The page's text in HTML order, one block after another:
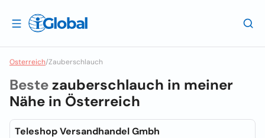
Osterreich/Zauberschlauch
Bestezauberschlauch in meiner
Nähe in Österreich
Teleshop Versandhandel Gmbh